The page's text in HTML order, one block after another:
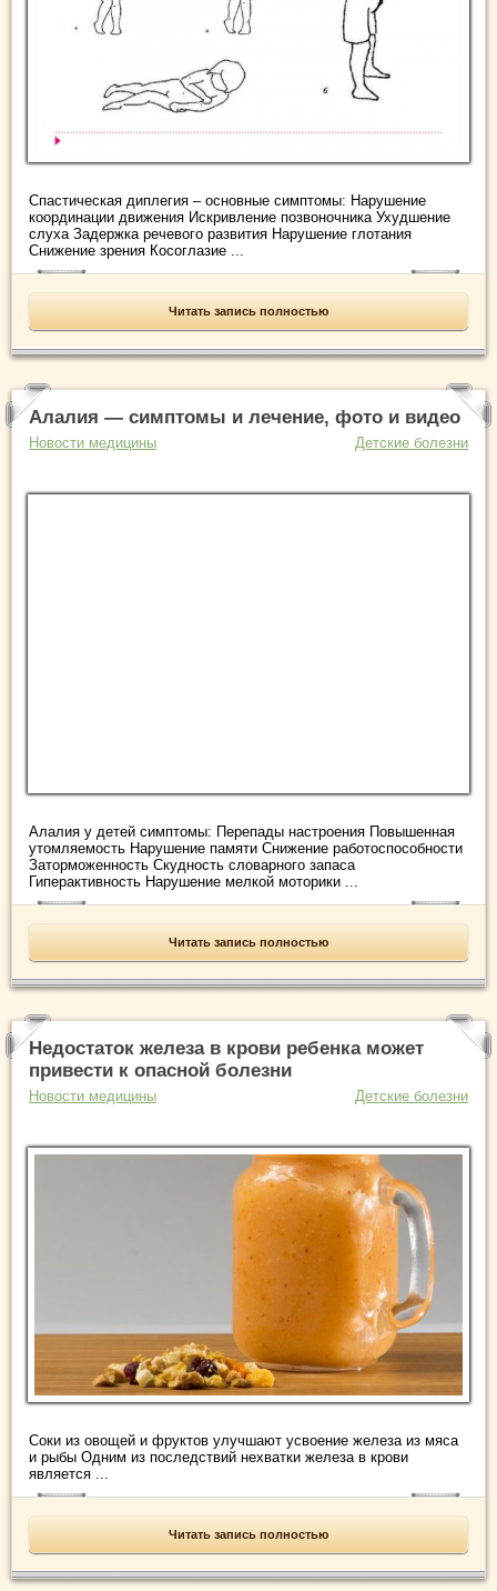
Спастическая диплегия – основные симптомы: Нарушение
координации движения Искривление позвоночника Ухудшение
слуха Задержка речевого развития Нарушение глотания
Снижение зрения Косоглазие ...
Читать запись полностью
Алалия — симптомы и лечение, фото и видео
Новости медицины Детские болезни
Алалия у детей симптомы: Перепады настроения Повышенная
утомляемость Нарушение памяти Снижение работоспособности
Заторможенность Скудность словарного запаса
Гиперактивность Нарушение мелкой моторики ...
Читать запись полностью
Недостаток железа в крови ребенка может
привести к опасной болезни
Новости медицины Детские болезни
Соки из овощей и фруктов улучшают усвоение железа из мяса
и рыбы Одним из последствий нехватки железа в крови
является ...
Читать запись полностью